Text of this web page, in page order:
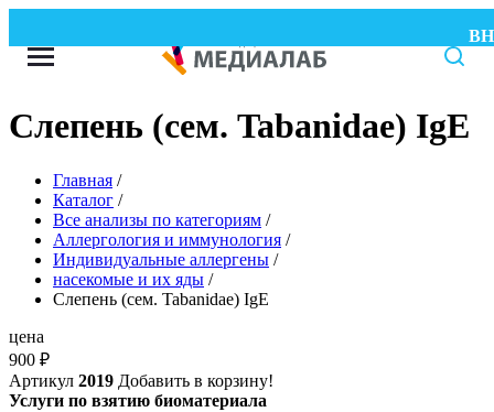
Слепень (сем. Tabanidae) IgE
Главная /
Каталог /
Все анализы по категориям /
Аллергология и иммунология /
Индивидуальные аллергены /
насекомые и их яды /
Слепень (сем. Tabanidae) IgE
цена
900 ₽
Артикул 2019 Добавить в корзину!
Услуги по взятию биоматериала